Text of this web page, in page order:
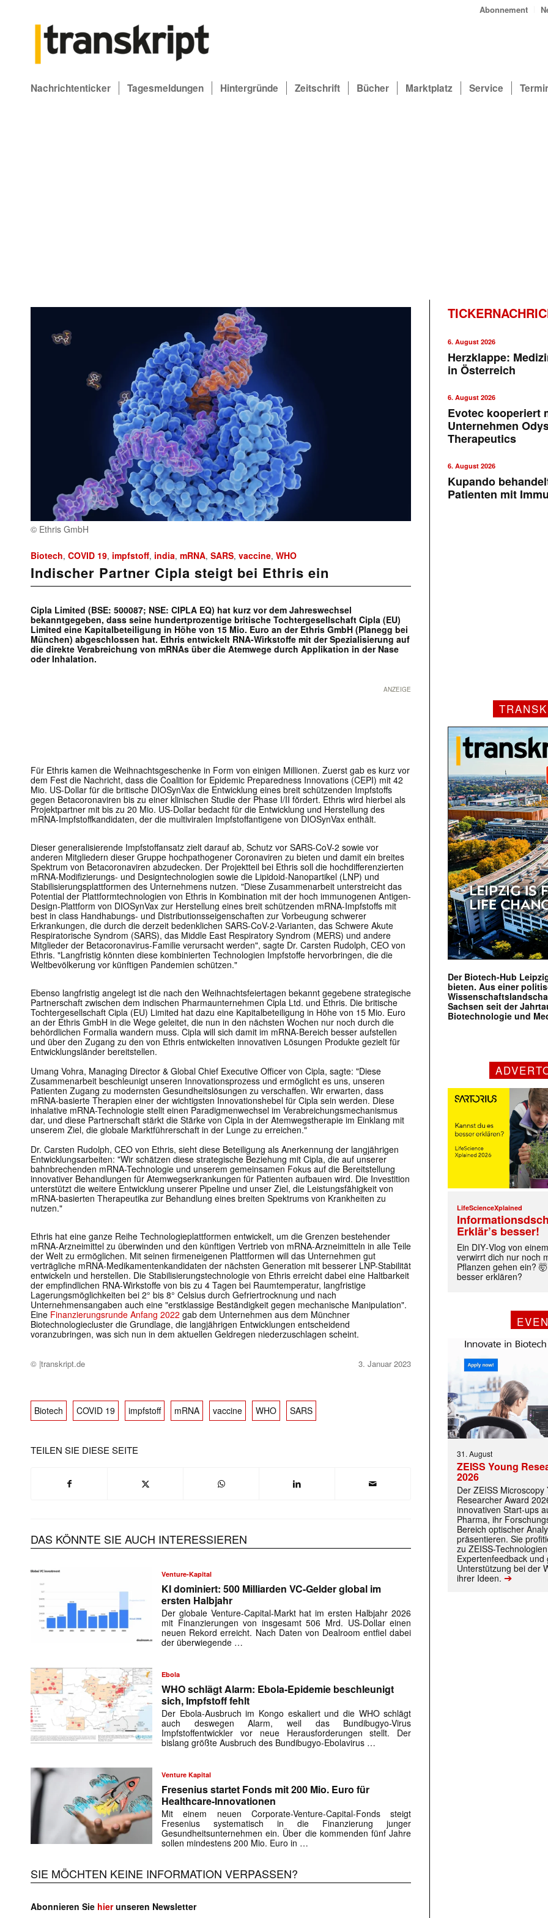
Mit dem |transkript-Newsletter jede Woche aktuell
E-
Mail
(erforderlich)
Abonnement
Nachrichtenticker Tagesmeldungen Hintergründe Zeitschrift Bücher Marktplatz Service
© Ethris GmbH
Biotech, COVID 19, impfstoff, india, mRNA, SARS, vaccine, WHO
Indischer Partner Cipla steigt bei Ethris ein
Cipla Limited (BSE: 500087; NSE: CIPLA EQ) hat kurz vor dem Jahreswechsel
bekanntgegeben, dass seine hundertprozentige britische Tochtergesellschaft Cipla (EU)
Limited eine Kapitalbeteiligung in Höhe von 15 Mio. Euro an der Ethris GmbH (Planegg bei
München) abgeschlossen hat. Ethris entwickelt RNA-Wirkstoffe mit der Spezialisierung auf
die direkte Verabreichung von mRNAs über die Atemwege durch Applikation in der Nase
oder Inhalation.
ANZEIGE
Für Ethris kamen die Weihnachtsgeschenke in Form von einigen Millionen. Zuerst gab es kurz vor
dem Fest die Nachricht, dass die Coalition for Epidemic Preparedness Innovations (CEPI) mit 42
Mio. US-Dollar für die britische DIOSynVax die Entwicklung eines breit schützenden Impfstoffs
gegen Betacoronaviren bis zu einer klinischen Studie der Phase I/II fördert. Ethris wird hierbei als
Projektpartner mit bis zu 20 Mio. US-Dollar bedacht für die Entwicklung und Herstellung des
mRNA-Impfstoffkandidaten, der die multiviralen Impfstoffantigene von DIOSynVax enthält.
Dieser generalisierende Impfstoffansatz zielt darauf ab, Schutz vor SARS-CoV-2 sowie vor
anderen Mitgliedern dieser Gruppe hochpathogener Coronaviren zu bieten und damit ein breites
Spektrum von Betacoronaviren abzudecken. Der Projektteil bei Ethris soll die hochdifferenzierten
mRNA-Modifizierungs- und Designtechnologien sowie die Lipidoid-Nanopartikel (LNP) und
Stabilisierungsplattformen des Unternehmens nutzen. "Diese Zusammenarbeit unterstreicht das
Potential der Plattformtechnologien von Ethris in Kombination mit der hoch immunogenen Antigen-
Design-Plattform von DIOSynVax zur Herstellung eines breit schützenden mRNA-Impfstoffs mit
best in class Handhabungs- und Distributionsseigenschaften zur Vorbeugung schwerer
Erkrankungen, die durch die derzeit bedenklichen SARS-CoV-2-Varianten, das Schwere Akute
Respiratorische Syndrom (SARS), das Middle East Respiratory Syndrom (MERS) und andere
Mitglieder der Betacoronavirus-Familie verursacht werden", sagte Dr. Carsten Rudolph, CEO von
Ethris. "Langfristig könnten diese kombinierten Technologien Impfstoffe hervorbringen, die die
Weltbevölkerung vor künftigen Pandemien schützen."
Ebenso langfristig angelegt ist die nach den Weihnachtsfeiertagen bekannt gegebene strategische
Partnerschaft zwischen dem indischen Pharmaunternehmen Cipla Ltd. und Ethris. Die britische
Tochtergesellschaft Cipla (EU) Limited hat dazu eine Kapitalbeteiligung in Höhe von 15 Mio. Euro
an der Ethris GmbH in die Wege geleitet, die nun in den nächsten Wochen nur noch durch die
behördlichen Formalia wandern muss. Cipla will sich damit im mRNA-Bereich besser aufstellen
und über den Zugang zu den von Ethris entwickelten innovativen Lösungen Produkte gezielt für
Entwicklungsländer bereitstellen.
Umang Vohra, Managing Director & Global Chief Executive Officer von Cipla, sagte: "Diese
Zusammenarbeit beschleunigt unseren Innovationsprozess und ermöglicht es uns, unseren
Patienten Zugang zu modernsten Gesundheitslösungen zu verschaffen. Wir erwarten, dass
mRNA-basierte Therapien einer der wichtigsten Innovationshebel für Cipla sein werden. Diese
inhalative mRNA-Technologie stellt einen Paradigmenwechsel im Verabreichungsmechanismus
dar, und diese Partnerschaft stärkt die Stärke von Cipla in der Atemwegstherapie im Einklang mit
unserem Ziel, die globale Marktführerschaft in der Lunge zu erreichen."
Dr. Carsten Rudolph, CEO von Ethris, sieht diese Beteiligung als Anerkennung der langjährigen
Entwicklungsarbeiten: "Wir schätzen diese strategische Beziehung mit Cipla, die auf unserer
bahnbrechenden mRNA-Technologie und unserem gemeinsamen Fokus auf die Bereitstellung
innovativer Behandlungen für Atemwegserkrankungen für Patienten aufbauen wird. Die Investition
unterstützt die weitere Entwicklung unserer Pipeline und unser Ziel, die Leistungsfähigkeit von
mRNA-basierten Therapeutika zur Behandlung eines breiten Spektrums von Krankheiten zu
nutzen."
Ethris hat eine ganze Reihe Technologieplattformen entwickelt, um die Grenzen bestehender
mRNA-Arzneimittel zu überwinden und den künftigen Vertrieb von mRNA-Arzneimitteln in alle Teile
der Welt zu ermöglichen. Mit seinen firmeneigenen Plattformen will das Unternehmen gut
verträgliche mRNA-Medikamentenkandidaten der nächsten Generation mit besserer LNP-Stabilität
entwickeln und herstellen. Die Stabilisierungstechnologie von Ethris erreicht dabei eine Haltbarkeit
der empfindlichen RNA-Wirkstoffe von bis zu 4 Tagen bei Raumtemperatur, langfristige
Lagerungsmöglichkeiten bei 2° bis 8° Celsius durch Gefriertrocknung und nach
Unternehmensangaben auch eine "erstklassige Beständigkeit gegen mechanische Manipulation".
Eine Finanzierungsrunde Anfang 2022 gab dem Unternehmen aus dem Münchner
Biotechnologiecluster die Grundlage, die langjährigen Entwicklungen entscheidend
voranzubringen, was sich nun in dem aktuellen Geldregen niederzuschlagen scheint.
© |transkript.de 3. Januar 2023
Biotech COVID 19 impfstoff mRNA vaccine WHO SARS
TEILEN SIE DIESE SEITE
DAS KÖNNTE SIE AUCH INTERESSIEREN
Venture-Kapital
KI dominiert: 500 Milliarden VC-Gelder global im
ersten Halbjahr
Der globale Venture-Capital-Markt hat im ersten Halbjahr 2026
mit Finanzierungen von insgesamt 506 Mrd. US-Dollar einen
neuen Rekord erreicht. Nach Daten von Dealroom entfiel dabei
der überwiegende …
Ebola
WHO schlägt Alarm: Ebola-Epidemie beschleunigt
sich, Impfstoff fehlt
Der Ebola-Ausbruch im Kongo eskaliert und die WHO schlägt
auch deswegen Alarm, weil das Bundibugyo-Virus
Impfstoffentwickler vor neue Herausforderungen stellt. Der
bislang größte Ausbruch des Bundibugyo-Ebolavirus …
Venture Kapital
Fresenius startet Fonds mit 200 Mio. Euro für
Healthcare-Innovationen
Mit einem neuen Corporate-Venture-Capital-Fonds steigt
Fresenius systematisch in die Finanzierung junger
Gesundheitsunternehmen ein. Über die kommenden fünf Jahre
sollen mindestens 200 Mio. Euro in …
SIE MÖCHTEN KEINE INFORMATION VERPASSEN?
Abonnieren Sie hierunseren Newsletter
6. August 2026
Herzklappe:
in Österreich
6. August 2026
Evotec kooperiert
Unternehmen
Therapeutics
6. August 2026
Kupando
Patienten mit
Der Biotech-Hub
bieten. Aus einer
Sachsen seit der
Biotechnologie und
LifeScienceXplained
Erklär’s besser!
Ein DIY‑Vlog von
verwirrt dich nur noch
Pflanzen gehen ein?
besser erklären?
31. August
ZEISS Young
2026
Der ZEISS Microscopy
Researcher Award
innovativen Start-ups
Pharma, ihr
Bereich optischer
präsentieren. Sie
zu ZEISS-
Expertenfeedback und
Unterstützung bei der
ihrer Ideen. ➔